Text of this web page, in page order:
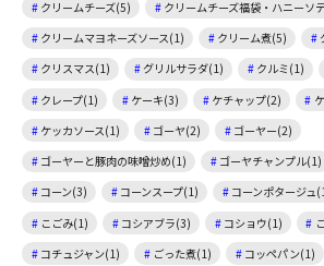
クリームチーズ(5)
クリームチーズ福袋・ハニーソ
クリームマヨネーズソース(1)
クリーム煮(5)
クリスマス(1)
グリルサラダ(1) クルミ(1)
クレープ(1)
ケーキ(3) ケチャップ(2)
ケッカソース(1)
ゴーヤ(2)
ゴーヤー(2)
ゴーヤーと豚肉の味噌炒め(1)
ゴーヤチャンプル(1)
コーン(3)
コーンスープ(1) コーンポタージュ
こごみ(1)
コシアブラ(3) コショウ(1)
コチュジャン(1)
ごった煮(1) コッペパン(1)